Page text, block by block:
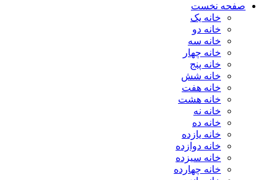
صفحه نخست
خانه یک
خانه دو
خانه سه
خانه چهار
خانه پنج
خانه شش
خانه هفت
خانه هشت
خانه نه
خانه ده
خانه یازده
خانه دوازده
خانه سیزده
خانه چهارده